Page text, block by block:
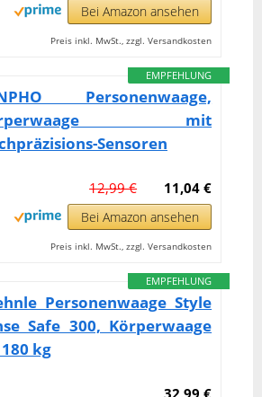
Bei Amazon ansehen
Preis inkl. MwSt., zzgl. Versandkosten
EMPFEHLUNG
Personenwaage,
mit
Sensoren
11,04 €
12,99 €
Bei Amazon ansehen
Preis inkl. MwSt., zzgl. Versandkosten
EMPFEHLUNG
Personenwaage Style
Safe 300, Körperwaage
kg